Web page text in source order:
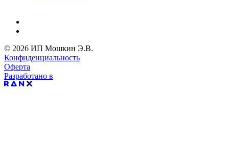
© 2026 ИП Мошкин Э.В.
Конфиденциальность
Оферта
Разработано в